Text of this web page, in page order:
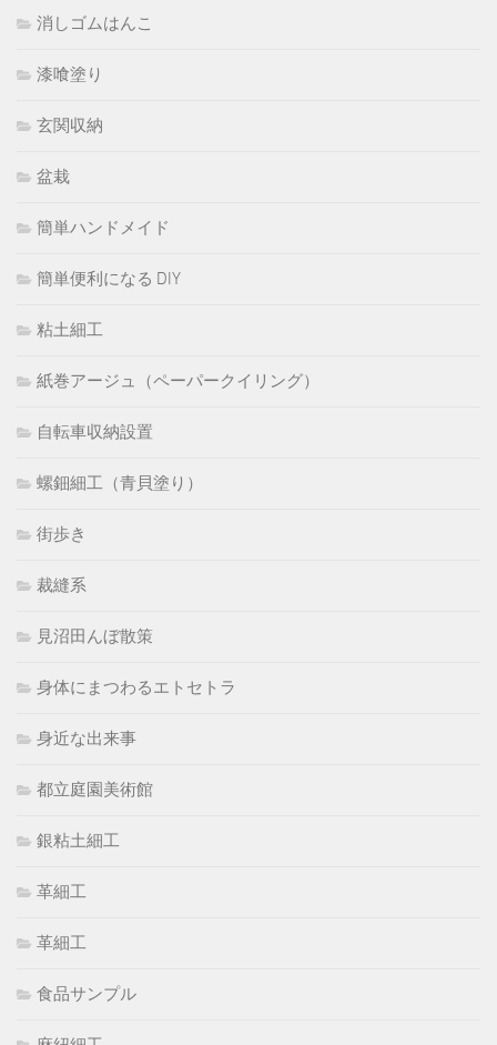
消しゴムはんこ
漆喰塗り
玄関収納
盆栽
簡単ハンドメイド
簡単便利になる DIY
粘土細工
紙巻アージュ（ペーパークイリング）
自転車収納設置
螺鈿細工（青貝塗り）
街歩き
裁縫系
見沼田んぼ散策
身体にまつわるエトセトラ
身近な出来事
都立庭園美術館
銀粘土細工
革細工
革細工
食品サンプル